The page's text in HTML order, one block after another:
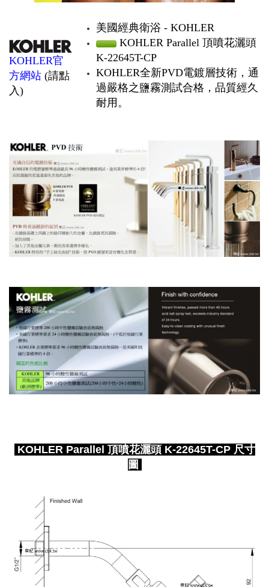
KOHLER官
方網站 (請點
入)
美國經典衛浴 - KOHLER
KOHLER Parallel 頂噴花灑頭
K-22645T-CP
KOHLER全新PVD電鍍層技術，通
過嚴格之鹽霧測試合格，品質經久
耐用。
KOHLER Parallel 頂噴花灑頭 K-22645T-CP 尺寸
圖